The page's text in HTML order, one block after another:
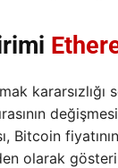
Bitcoin
olarak